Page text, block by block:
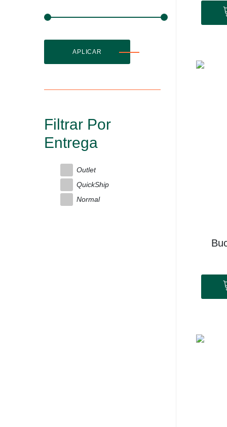
APLICAR
Filtrar Por
Entrega
Outlet
QuickShip
Normal